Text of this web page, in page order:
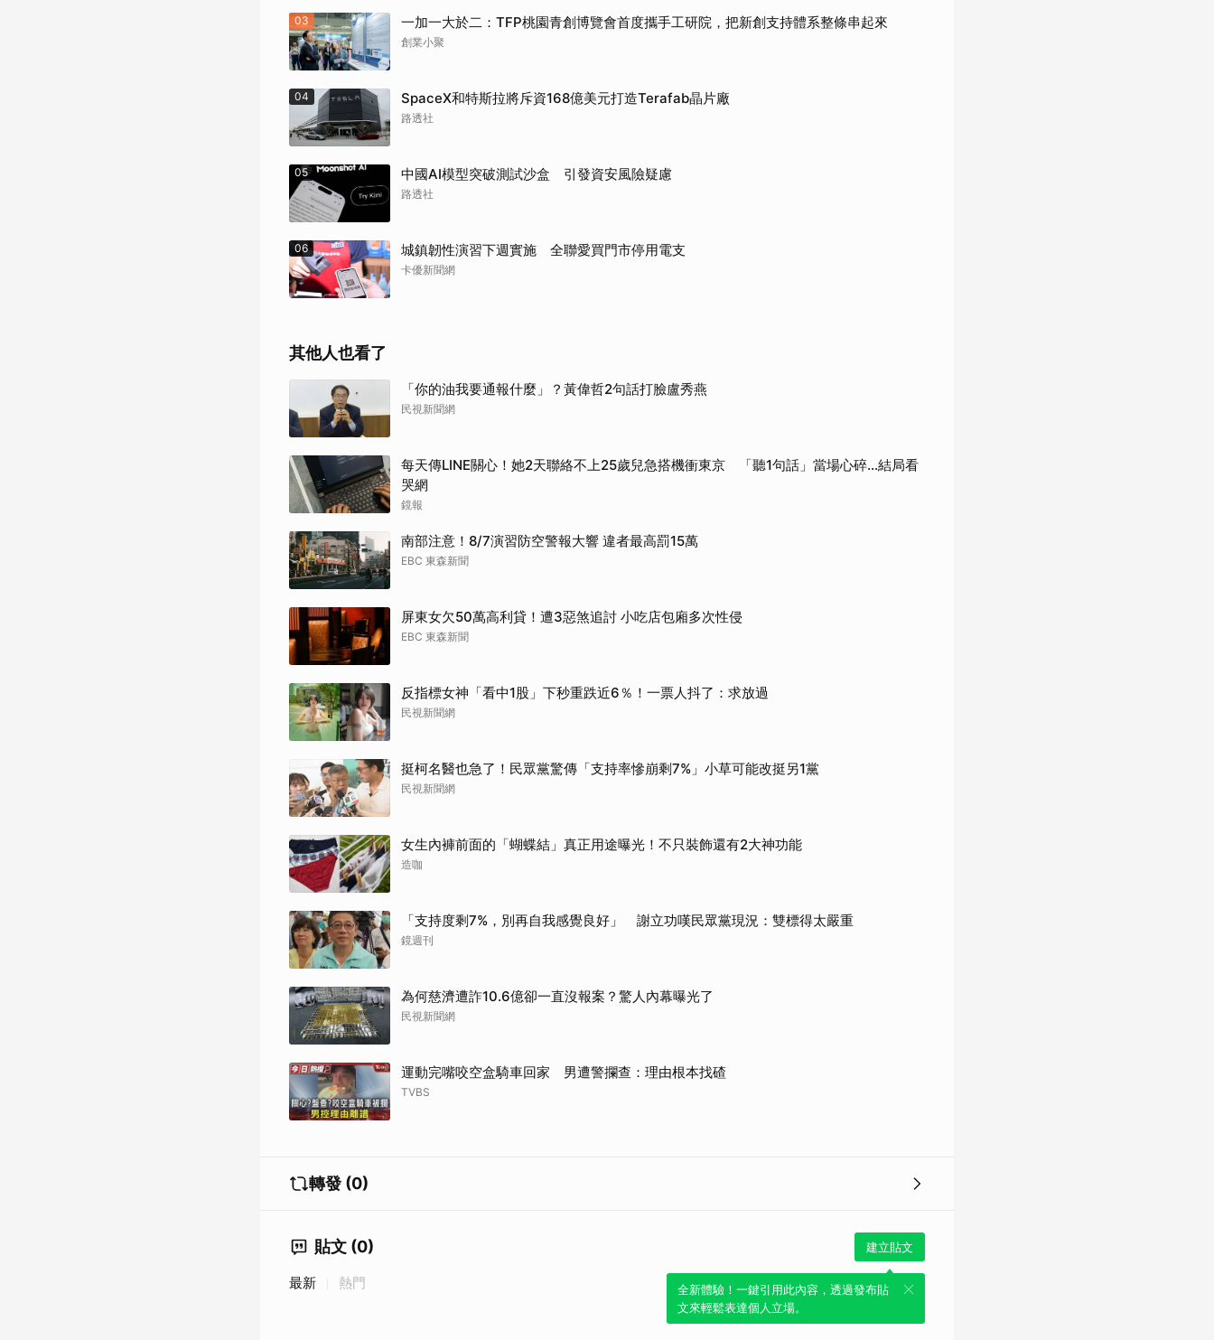
03 一加一大於二：TFP桃園青創博覽會首度攜手工研院，把新創支持體系整條串起來
創業小聚
04 SpaceX和特斯拉將斥資168億美元打造Terafab晶片廠
路透社
05 中國AI模型突破測試沙盒 引發資安風險疑慮
路透社
06 城鎮韌性演習下週實施 全聯愛買門市停用電支
卡優新聞網
其他人也看了
「你的油我要通報什麼」？黃偉哲2句話打臉盧秀燕
民視新聞網
每天傳LINE關心！她2天聯絡不上25歲兒急搭機衝東京 「聽1句話」當場心碎...結局看
哭網
鏡報
南部注意！8/7演習防空警報大響 違者最高罰15萬
EBC 東森新聞
屏東女欠50萬高利貸！遭3惡煞追討 小吃店包廂多次性侵
EBC 東森新聞
反指標女神「看中1股」下秒重跌近6％！一票人抖了：求放過
民視新聞網
挺柯名醫也急了！民眾黨驚傳「支持率慘崩剩7%」小草可能改挺另1黨
民視新聞網
女生內褲前面的「蝴蝶結」真正用途曝光！不只裝飾還有2大神功能
造咖
「支持度剩7%，別再自我感覺良好」 謝立功嘆民眾黨現況：雙標得太嚴重
鏡週刊
為何慈濟遭詐10.6億卻一直沒報案？驚人內幕曝光了
民視新聞網
運動完嘴咬空盒騎車回家 男遭警攔查：理由根本找碴
TVBS
轉發 (0)
貼文 (0) 建立貼文
全新體驗！一鍵引用此內容，透過發布貼
文來輕鬆表達個人立場。
最新 熱門